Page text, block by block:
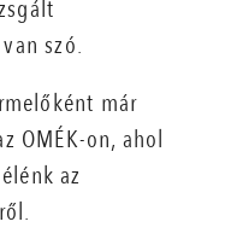
szó.
már
OMÉK-on, ahol
az